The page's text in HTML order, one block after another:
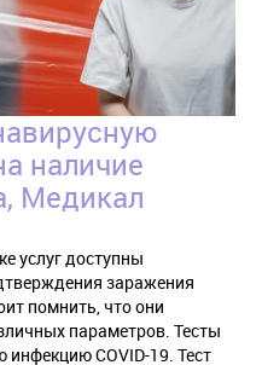
наличие
Медикал
услуг доступны
заражения
помнить, что они
параметров. Тесты
COVID-19. Тест